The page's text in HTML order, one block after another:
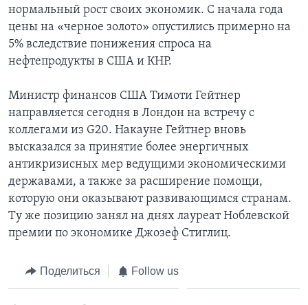
нормальный рост своих экономик. С начала года
цены на «черное золото» опустились примерно на
5% вследствие понижения спроса на
нефтепродукты в США и КНР.
Министр финансов США Тимоти Гейтнер
направляется сегодня в Лондон на встречу с
коллегами из G20. Накауне Гейтнер вновь
высказался за принятие более энергичных
антикризисных мер ведущими экономическими
державами, а также за расширение помощи,
которую они оказывают развивающимся странам.
Ту же позицию занял на днях лауреат Ноблевской
премии по экономике Джозеф Стиглиц.
Поделиться Follow us